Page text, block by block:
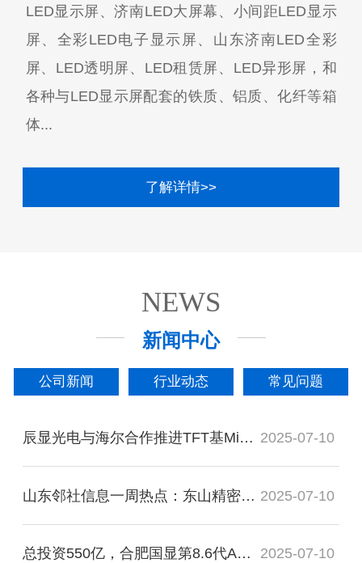
LED显示屏、济南LED大屏幕、小间距LED显示
屏、全彩LED电子显示屏、山东济南LED全彩
屏、LED透明屏、LED租赁屏、LED异形屏，和
各种与LED显示屏配套的铁质、铝质、化纤等箱
体...
了解详情>>
NEWS
新闻中心
公司新闻 行业动态 常见问题
辰显光电与海尔合作推进TFT基Micro-LED大屏 2025-07-10
山东邻社信息一周热点：东山精密、视源 2025-07-10
总投资550亿，合肥国显第8.6代AMOLED项目更 2025-07-10